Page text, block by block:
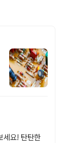
세요! 탄탄한